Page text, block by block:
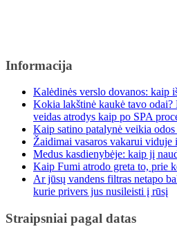
Informacija
Kalėdinės verslo dovanos: kaip
Kokia lakštinė kaukė tavo
veidas atrodys kaip po SPA
Kaip satino patalynė veikia
Žaidimai vasaros vakarui viduje
Medus kasdienybėje: kaip jį
Kaip Fumi atrodo greta to, prie
Ar jūsų vandens filtras netapo
kurie privers jus nusileisti į rūsį
Straipsniai pagal datas